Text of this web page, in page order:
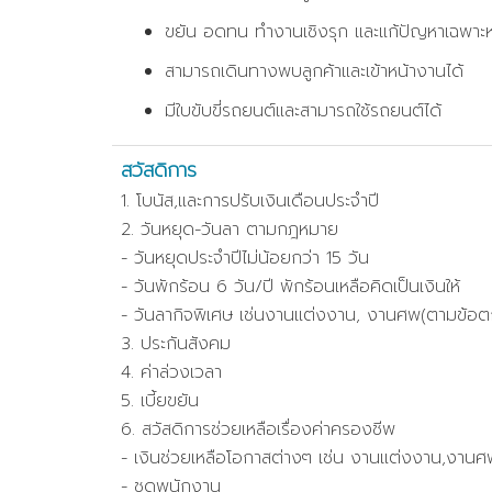
ขยัน อดทน ทำงานเชิงรุก และแก้ปัญหาเฉพาะ
สามารถเดินทางพบลูกค้าและเข้าหน้างานได้
มีใบขับขี่รถยนต์และสามารถใช้รถยนต์ได้
สวัสดิการ
1. โบนัส,และการปรับเงินเดือนประจำปี
2. วันหยุด-วันลา ตามกฎหมาย
- วันหยุดประจำปีไม่น้อยกว่า 15 วัน
- วันพักร้อน 6 วัน/ปี พักร้อนเหลือคิดเป็นเงินให้
- วันลากิจพิเศษ เช่นงานแต่งงาน, งานศพ(ตามข้อ
3. ประกันสังคม
4. ค่าล่วงเวลา
5. เบี้ยขยัน
6. สวัสดิการช่วยเหลือเรื่องค่าครองชีพ
- เงินช่วยเหลือโอกาสต่างๆ เช่น งานแต่งงาน,งาน
- ชุดพนักงาน